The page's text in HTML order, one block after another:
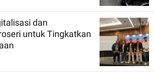
dan
untuk Tingkatkan